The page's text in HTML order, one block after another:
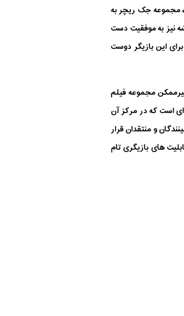
مجموعه جک ریچر به
نیز به موفقیت دست
این بازیگر دوست
مجموعه فیلم
است که در مرکز آن
و منتقدان قرار
دیگر قابلیت های بازیگری تام